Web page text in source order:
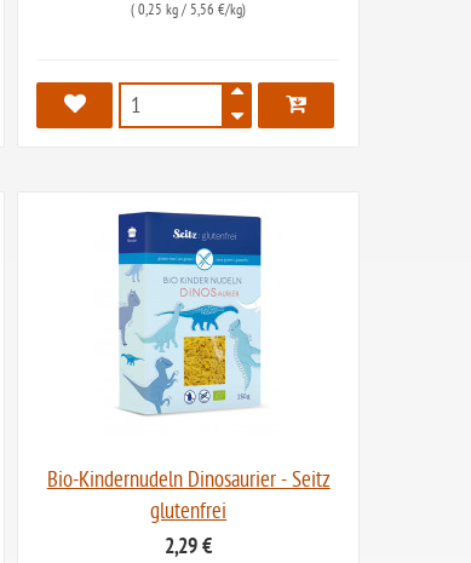
(0,25 kg / 5,56 €/kg)
624
Bio-Kindernudeln Dinosaurier - Seitz
glutenfrei
2,29 €